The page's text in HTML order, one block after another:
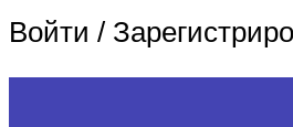
Войти /